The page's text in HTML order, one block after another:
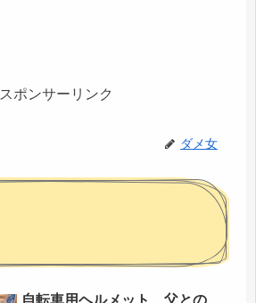
スポンサーリンク
ダメ女
自転車用ヘルメット、父との